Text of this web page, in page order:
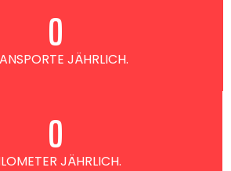
JÄHRLICH.
0
JÄHRLICH.
0